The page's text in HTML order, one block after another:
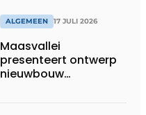
ALGEMEEN 17 JULI 2026
Maasvallei
presenteert ontwerp
nieuwbouw